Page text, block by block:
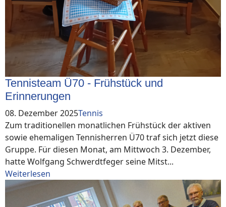
Tennisteam Ü70 - Frühstück und
Erinnerungen
08. Dezember 2025Tennis
Zum traditionellen monatlichen Frühstück der aktiven
sowie ehemaligen Tennisherren Ü70 traf sich jetzt diese
Gruppe. Für diesen Monat, am Mittwoch 3. Dezember,
hatte Wolfgang Schwerdtfeger seine Mitst...
Weiterlesen